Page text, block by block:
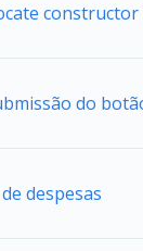
do
despesas